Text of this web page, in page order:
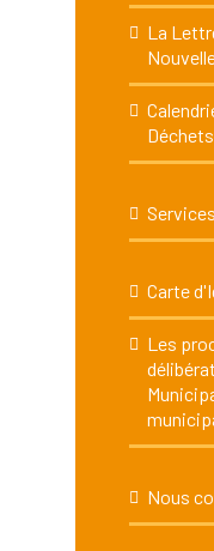
La
Déchets
Carte
Les
Nous